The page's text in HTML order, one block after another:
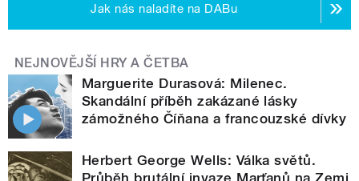
Jak nás naladíte na DABu
NEJNOVĚJŠÍ HRY A ČETBA
Marguerite Durasová: Milenec.
Skandální příběh zakázané lásky
zámožného Číňana a francouzské dívky
Herbert George Wells: Válka světů.
Průběh brutální invaze Marťanů na Zemi